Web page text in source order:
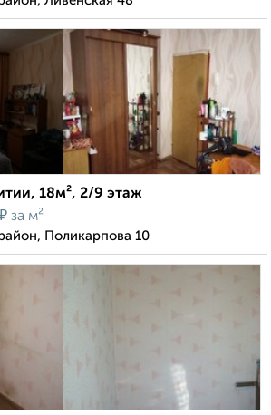
18м², 2/9 этаж
₽ за м²
Поликарпова 10